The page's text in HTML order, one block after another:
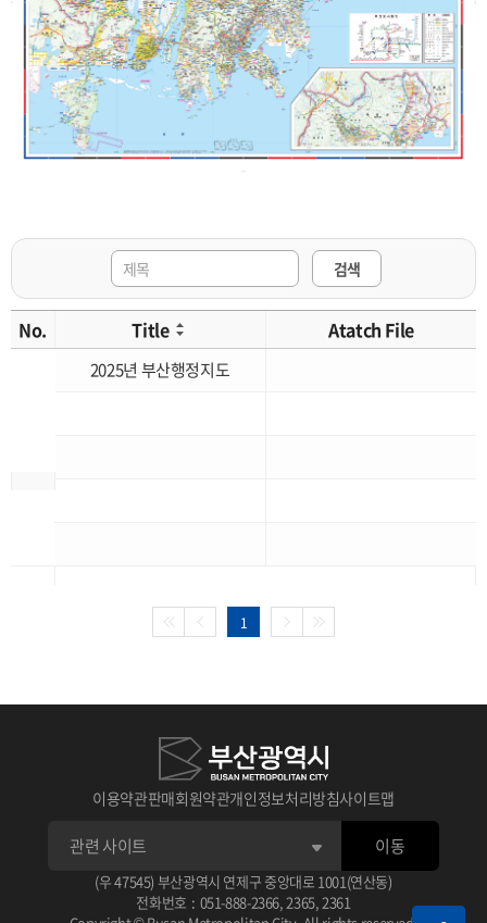
검색
No. Title Atatch File
2025년 부산행정지도
1
이용약관판매회원약관개인정보처리방침사이트맵
(우 47545) 부산광역시 연제구 중앙대로 1001(연산동)
전화번호 : 051-888-2366 2365, 2361
이동